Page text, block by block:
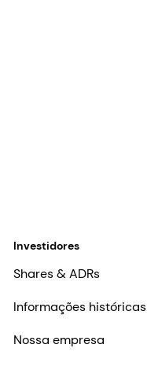
Investidores
Shares & ADRs
Informações históricas
Nossa empresa